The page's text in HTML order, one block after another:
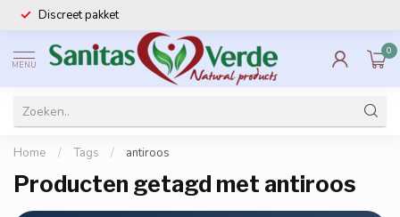
Discreet pakket
MENU
0
Home / Tags / antiroos
Producten getagd met antiroos